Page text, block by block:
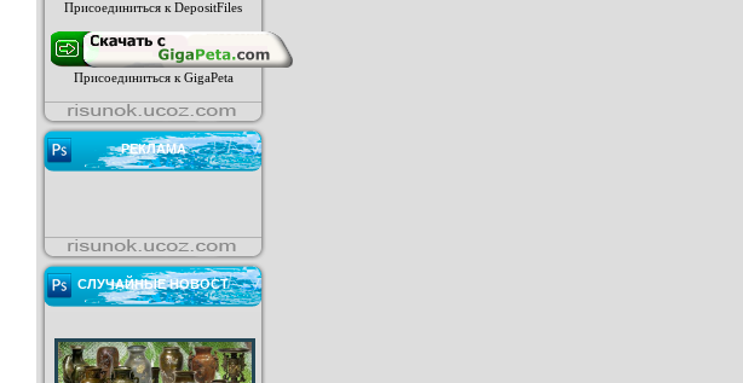
Присоединиться к DepositFiles
Присоединиться к GigaPeta
РЕКЛАМА
СЛУЧАЙНЫЕ НОВОСТ